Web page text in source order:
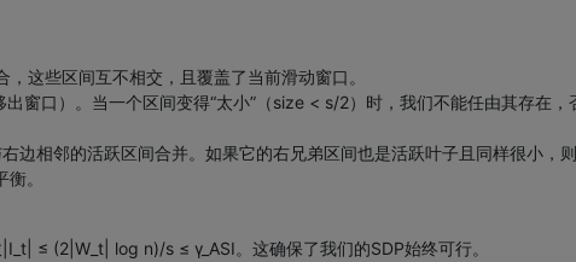
这些区间互不相交，且覆盖了当前滑动窗口。
窗口）。当一个区间变得“太小”（size < s/2）时，我们不能任由其存在
边相邻的活跃区间合并。如果它的右兄弟区间也是活跃叶子且同样很小，
。
≤ (2|W_t| log n)/s ≤ γ_ASI。这确保了我们的SDP始终可行。